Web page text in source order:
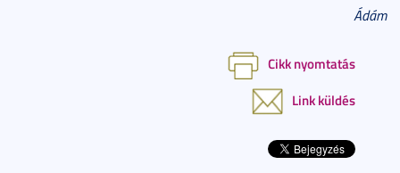
Ádám
Cikk nyomtatás
Link küldés